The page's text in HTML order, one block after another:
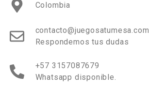
Colombia
contacto@juegosatumesa.com
Respondemos tus dudas
+57 3157087679
Whatsapp disponible.